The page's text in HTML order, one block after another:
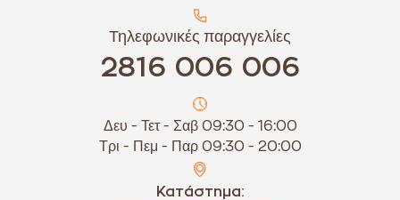
Τηλεφωνικές παραγγελίες
2816 006 006
Δευ - Τετ - Σαβ 09:30 - 16:00
Τρι - Πεμ - Παρ 09:30 - 20:00
Κατάστημα: